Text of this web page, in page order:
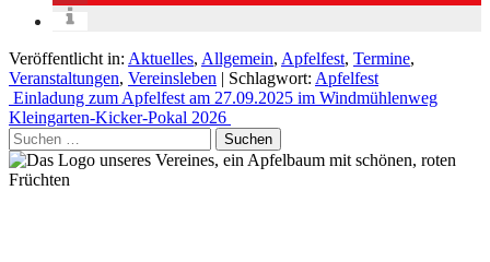
Veröffentlicht in: Aktuelles, Allgemein, Apfelfest, Termine,
Veranstaltungen, Vereinsleben | Schlagwort: Apfelfest
Beitrags-
Navigation
Einladung zum Apfelfest am 27.09.2025 im Windmühlenweg
Kleingarten-Kicker-Pokal 2026
Suchen
nach: